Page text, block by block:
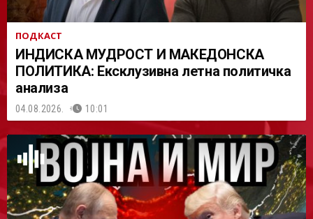
ПОДКАСТ
ИНДИСКА МУДРОСТ И МАКЕДОНСКА
ПОЛИТИКА: Ексклузивна летна политичка
анализа
04.08.2026. 10:01